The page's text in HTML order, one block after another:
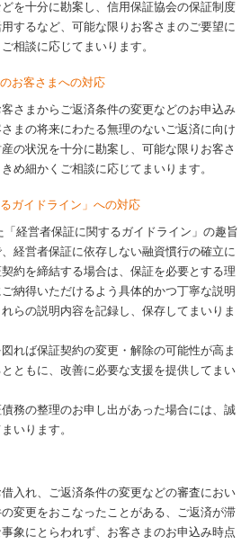
を十分に勘案し、信用保証協会の保証制度
するなど、可能な限りお客さまのご要望に
相談に応じてまいります。
お客さまへの対応
さまからご返済条件の変更などのお申込み
まの将来にわたる無理のないご返済に向け
の状況を十分に勘案し、可能な限りお客さ
め細かくご相談に応じてまいります。
ガイドライン」への対応
「経営者保証に関するガイドライン」の趣旨
経営者保証に依存しない融資慣行の確立に
約を締結する場合は、保証を必要とする理
納得いただけるよう具体的かつ丁寧な説明
らの説明内容を記録し、保存してまいりま
れば保証契約の変更・解除の可能性が高ま
ともに、改善に必要な支援を提供してまい
務の整理のお申し出があった場合には、誠
いります。
入れ、ご返済条件の変更などの審査におい
変更をおこなったことがある、ご返済が滞
象にとらわれず、お客さまのお申込み時点